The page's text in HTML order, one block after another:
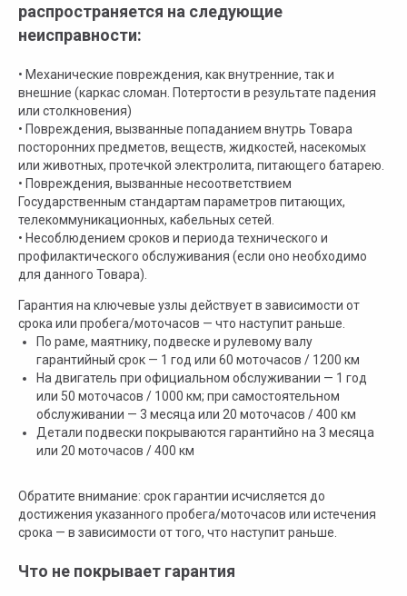
распространяется на следующие
неисправности:
• Механические повреждения, как внутренние, так и
внешние (каркас сломан. Потертости в результате падения
или столкновения)
• Повреждения, вызванные попаданием внутрь Товара
посторонних предметов, веществ, жидкостей, насекомых
или животных, протечкой электролита, питающего батарею.
• Повреждения, вызванные несоответствием
Государственным стандартам параметров питающих,
телекоммуникационных, кабельных сетей.
• Несоблюдением сроков и периода технического и
профилактического обслуживания (если оно необходимо
для данного Товара).
Гарантия на ключевые узлы действует в зависимости от
срока или пробега/моточасов — что наступит раньше.
По раме, маятнику, подвеске и рулевому валу
гарантийный срок — 1 год или 60 моточасов / 1200 км
На двигатель при официальном обслуживании — 1 год
или 50 моточасов / 1000 км; при самостоятельном
обслуживании — 3 месяца или 20 моточасов / 400 км
Детали подвески покрываются гарантийно на 3 месяца
или 20 моточасов / 400 км
Обратите внимание: срок гарантии исчисляется до
достижения указанного пробега/моточасов или истечения
срока — в зависимости от того, что наступит раньше.
Что не покрывает гарантия
Официальный поставщик всех